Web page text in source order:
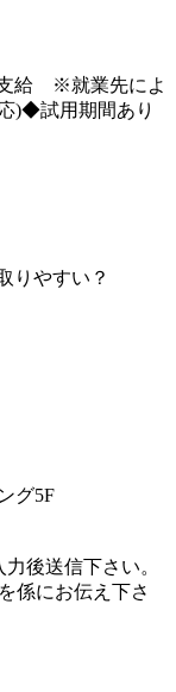
支給 ※就業先によ
)◆試用期間あり
りやすい？
グ5F
後送信下さい。
係にお伝え下さ